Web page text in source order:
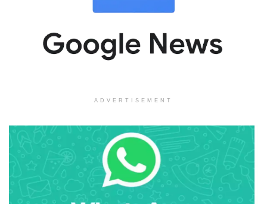
ADVERTISEMENT